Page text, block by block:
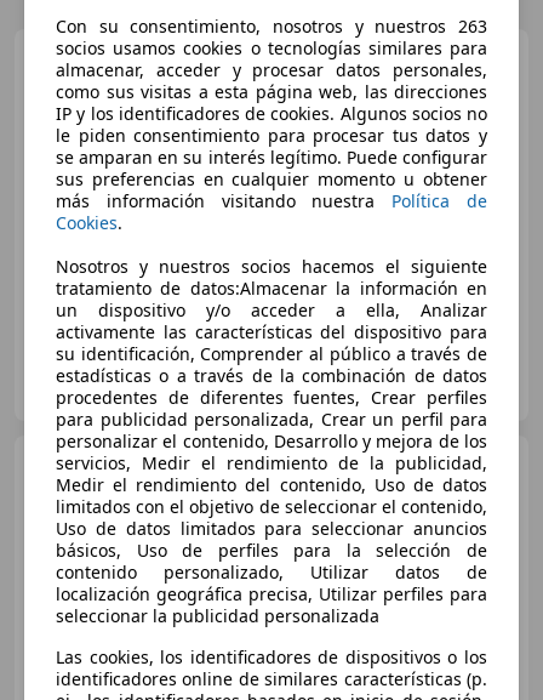
Citroen C31.2 PureTech S&S
Feel 83
€ 7.990
Buen precio
PACÍFICO OCASION Toledo
ES-45280 Olías del Rey
Citroen C3
1.6BlueHDi Live
75
€ 7.332
Buenprecio
12/2015 64.947 km Diésel
55 kW (75 CV)
Con su consentimiento, nosotros y nuestros 263
socios usamos cookies o tecnologías similares para
almacenar, acceder y procesar datos personales,
como sus visitas a esta página web, las direcciones
IP y los identificadores de cookies. Algunos socios no
le piden consentimiento para procesar tus datos y
se amparan en su interés legítimo. Puede configurar
sus preferencias en cualquier momento u obtener
más información visitando nuestra Política de
Cookies.
Nosotros y nuestros socios hacemos el siguiente
tratamiento de datos:Almacenar la información en
un dispositivo y/o acceder a ella, Analizar
activamente las características del dispositivo para
su identificación, Comprender al público a través de
estadísticas o a través de la combinación de datos
procedentes de diferentes fuentes, Crear perfiles
para publicidad personalizada, Crear un perfil para
personalizar el contenido, Desarrollo y mejora de los
servicios, Medir el rendimiento de la publicidad,
Medir el rendimiento del contenido, Uso de datos
limitados con el objetivo de seleccionar el contenido,
Uso de datos limitados para seleccionar anuncios
básicos, Uso de perfiles para la selección de
contenido personalizado, Utilizar datos de
localización geográfica precisa, Utilizar perfiles para
seleccionar la publicidad personalizada
Las cookies, los identificadores de dispositivos o los
identificadores online de similares características (p.